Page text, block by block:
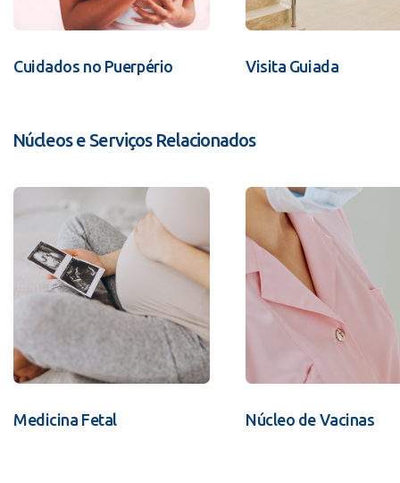
Cuidados no Puerpério Visita Guiada
Núcleos e Serviços Relacionados
Medicina Fetal Núcleo de Vacinas